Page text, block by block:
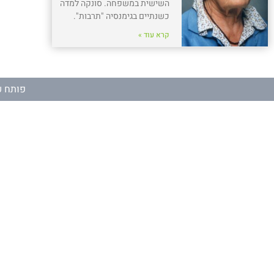
השישית במשפחה. סונקה למדה
כשנתיים בגימנסיה "תרבות".
קרא עוד »
פותח